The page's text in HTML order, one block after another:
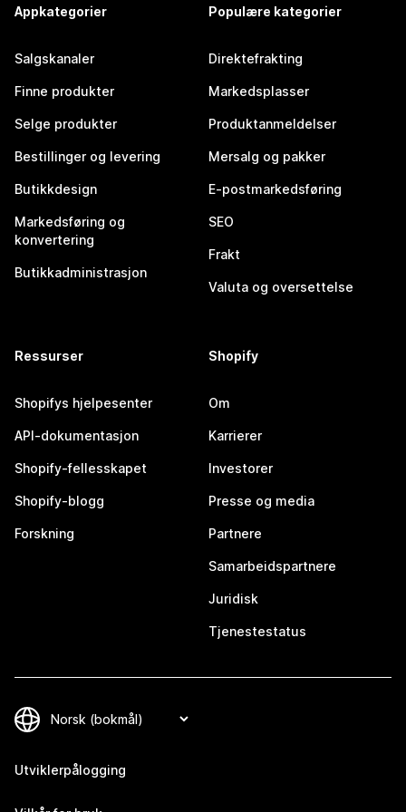
Appkategorier
Salgskanaler
Finne produkter
Selge produkter
Bestillinger og levering
Butikkdesign
Markedsføring og
konvertering
Butikkadministrasjon
Populære kategorier
Direktefrakting
Markedsplasser
Produktanmeldelser
Mersalg og pakker
E-postmarkedsføring
SEO
Frakt
Valuta og oversettelse
Ressurser
Shopifys hjelpesenter
API-dokumentasjon
Shopify-fellesskapet
Shopify-blogg
Forskning
Shopify
Om
Karrierer
Investorer
Presse og media
Partnere
Samarbeidspartnere
Juridisk
Tjenestestatus
Utviklerpålogging